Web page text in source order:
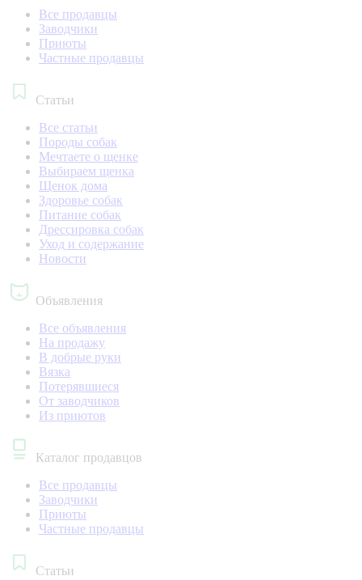
Все продавцы
Заводчики
Приюты
Частные продавцы
Статьи
Все статьи
Породы собак
Мечтаете о щенке
Выбираем щенка
Щенок дома
Здоровье собак
Питание собак
Дрессировка собак
Уход и содержание
Новости
Объявления
Все объявления
На продажу
В добрые руки
Вязка
Потерявшиеся
От заводчиков
Из приютов
Каталог продавцов
Все продавцы
Заводчики
Приюты
Частные продавцы
Статьи